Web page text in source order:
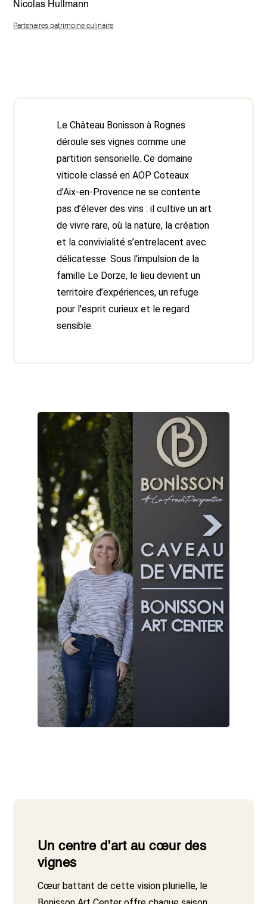
Nicolas Hullmann
Partenaires patrimoine culinaire
Le Château Bonisson à Rognes
déroule ses vignes comme une
partition sensorielle. Ce domaine
viticole classé en AOP Coteaux
d’Aix-en-Provence ne se contente
pas d’élever des vins : il cultive un art
de vivre rare, où la nature, la création
et la convivialité s’entrelacent avec
délicatesse. Sous l’impulsion de la
famille Le Dorze, le lieu devient un
territoire d’expériences, un refuge
pour l’esprit curieux et le regard
sensible.
Un centre d’art au cœur des
vignes
Cœur battant de cette vision plurielle, le